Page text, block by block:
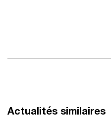
Actualités similaires